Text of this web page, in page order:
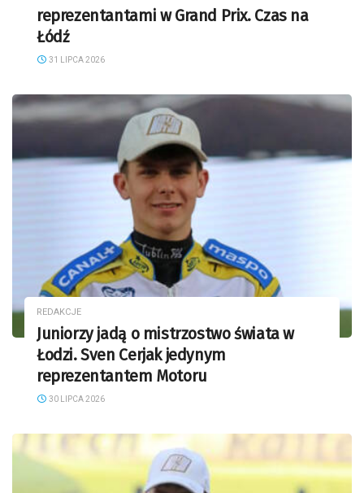
reprezentantami w Grand Prix. Czas na
Łódź
31 LIPCA 2026
REDAKCJE
Juniorzy jadą o mistrzostwo świata w
Łodzi. Sven Cerjak jedynym
reprezentantem Motoru
30 LIPCA 2026